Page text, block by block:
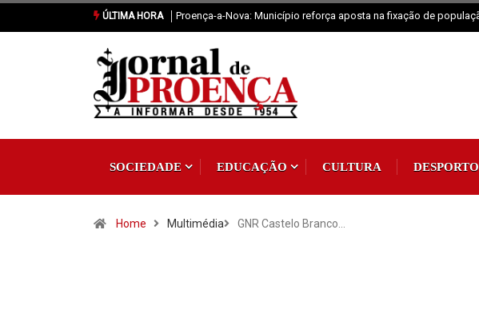
ÚLTIMA HORA Sertã: Crianças imaginam o futuro da praia fluvial em exposição
SOCIEDADE EDUCAÇÃO CULTURA DESPORTO
Home Multimédia GNR Castelo Branco…